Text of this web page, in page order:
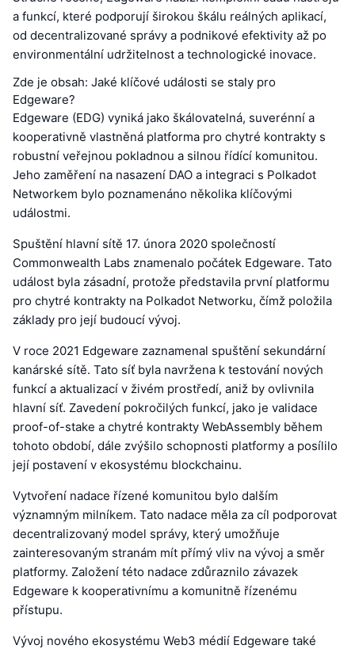
a funkcí, které podporují širokou škálu reálných aplikací,
od decentralizované správy a podnikové efektivity až po
environmentální udržitelnost a technologické inovace.
Zde je obsah: Jaké klíčové události se staly pro
Edgeware?
Edgeware (EDG) vyniká jako škálovatelná, suverénní a
kooperativně vlastněná platforma pro chytré kontrakty s
robustní veřejnou pokladnou a silnou řídící komunitou.
Jeho zaměření na nasazení DAO a integraci s Polkadot
Networkem bylo poznamenáno několika klíčovými
událostmi.
Spuštění hlavní sítě 17. února 2020 společností
Commonwealth Labs znamenalo počátek Edgeware. Tato
událost byla zásadní, protože představila první platformu
pro chytré kontrakty na Polkadot Networku, čímž položila
základy pro její budoucí vývoj.
V roce 2021 Edgeware zaznamenal spuštění sekundární
kanárské sítě. Tato síť byla navržena k testování nových
funkcí a aktualizací v živém prostředí, aniž by ovlivnila
hlavní síť. Zavedení pokročilých funkcí, jako je validace
proof-of-stake a chytré kontrakty WebAssembly během
tohoto období, dále zvýšilo schopnosti platformy a posílilo
její postavení v ekosystému blockchainu.
Vytvoření nadace řízené komunitou bylo dalším
významným milníkem. Tato nadace měla za cíl podporovat
decentralizovaný model správy, který umožňuje
zainteresovaným stranám mít přímý vliv na vývoj a směr
platformy. Založení této nadace zdůraznilo závazek
Edgeware k kooperativnímu a komunitně řízenému
přístupu.
Vývoj nového ekosystému Web3 médií Edgeware také